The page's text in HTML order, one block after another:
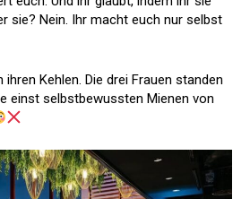
sie? Nein. Ihr macht euch nur selbst
Kehlen. Die drei Frauen standen
einst selbstbewussten Mienen von